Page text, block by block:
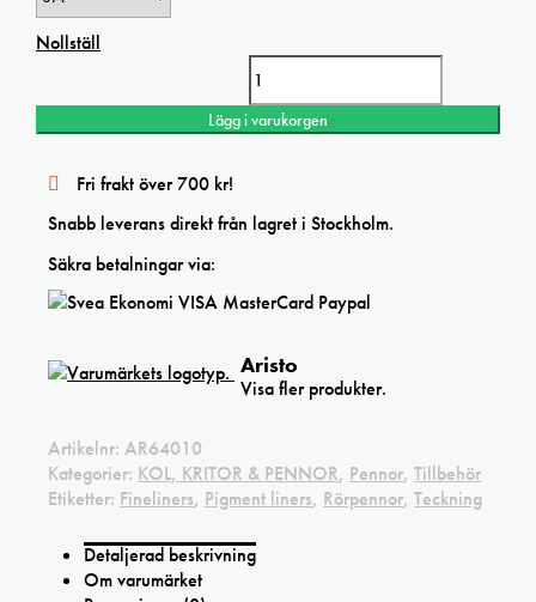
Nollställ
Lägg i varukorgen
Fri frakt över 700 kr!
Snabb leverans direkt från lagret i Stockholm.
Säkra betalningar via:
Aristo
Visa fler produkter.
Artikelnr: AR64010
Kategorier: KOL, KRITOR & PENNOR, Pennor, Tillbehör
Etiketter: Fineliners, Pigment liners, Rörpennor, Teckning
Detaljerad beskrivning
Om varumärket